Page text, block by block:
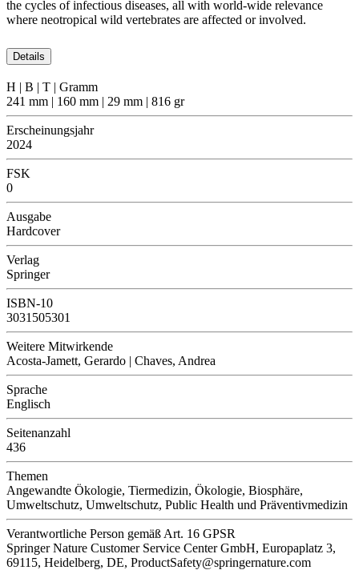
the cycles of infectious diseases, all with world-wide relevance
where neotropical wild vertebrates are affected or involved.
Details
H | B | T | Gramm
241 mm | 160 mm | 29 mm | 816 gr
Erscheinungsjahr
2024
FSK
0
Ausgabe
Hardcover
Verlag
Springer
ISBN-10
3031505301
Weitere Mitwirkende
Acosta-Jamett, Gerardo | Chaves, Andrea
Sprache
Englisch
Seitenanzahl
436
Themen
Angewandte Ökologie, Tiermedizin, Ökologie, Biosphäre,
Umweltschutz, Umweltschutz, Public Health und Präventivmedizin
Verantwortliche Person gemäß Art. 16 GPSR
Springer Nature Customer Service Center GmbH, Europaplatz 3,
69115, Heidelberg, DE, ProductSafety@springernature.com